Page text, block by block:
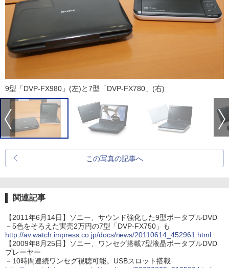
9型「DVP-FX980」(左)と7型「DVP-FX780」(右)
この写真の記事へ
関連記事
【2011年6月14日】ソニー、サウンド強化した9型ポータブルDVD
－5色をそろえた実売2万円の7型「DVP-FX750」も
http://av.watch.impress.co.jp/docs/news/20110614_452961.html
【2009年8月25日】ソニー、ワンセグ搭載7型液晶ポータブルDVD
プレーヤー
－10時間連続ワンセグ視聴可能。USBスロット搭載